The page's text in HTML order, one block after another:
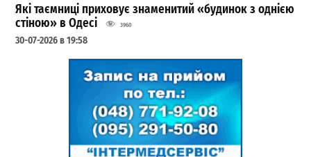
Які таємниці приховує знаменитий «будинок з однією
стіною» в Одесі
3960
30-07-2026 в 19:58